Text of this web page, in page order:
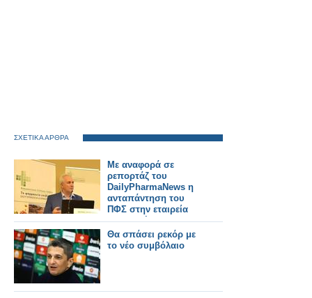
ΣΧΕΤΙΚΑ ΑΡΘΡΑ
Με αναφορά σε
ρεπορτάζ του
DailyPharmaNews η
ανταπάντηση του
ΠΦΣ στην εταιρεία
που κατήγγειλε για
απαράδεκτο τρόπο
διάθεσης
σκευάσματός της
Θα σπάσει ρεκόρ με
το νέο συμβόλαιο